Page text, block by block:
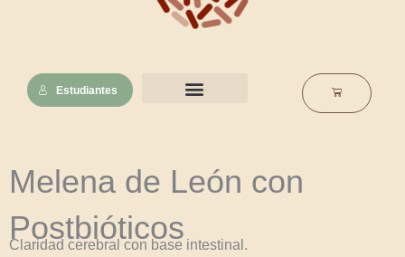
Estudiantes Cart
Melena de León con
Postbióticos
Claridad cerebral con base intestinal.